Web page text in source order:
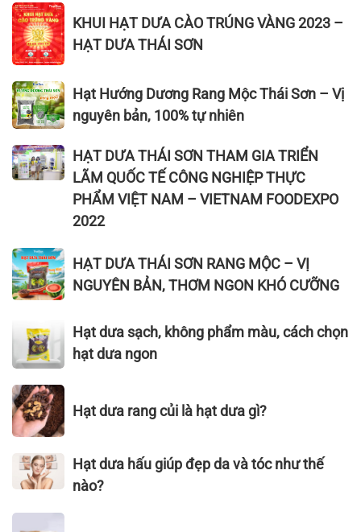
vàng,
bì
đỏ,
bì
nâu
ở
đâu?
giá
rẻ
ở
đâu?
1kg
hạt
dưa
giá
bao
nhiêu?
KHUI
HẠT
DƯA
CÀO
TRÚNG
VÀNG
2023
–
HẠT
DƯA
KHUI HẠT DƯA CÀO TRÚNG VÀNG 2023 –
HẠT DƯA THÁI SƠN
Hạt
Hướng
Dương
Rang
Mộc
nguyên
bản,
100%
nhiên
Hạt Hướng Dương Rang Mộc Thái Sơn – Vị
nguyên bản, 100% tự nhiên
HẠT
DƯA
GIA
TRIỂN
LÃM
TẾ
CÔNG
NGHIỆP
THỰC
PHẨM
VIỆT
–
VIETNAM
HẠT DƯA THÁI SƠN THAM GIA TRIỂN
LÃM QUỐC TẾ CÔNG NGHIỆP THỰC
PHẨM VIỆT NAM – VIETNAM FOODEXPO
2022
HẠT
DƯA
THÁI
RANG
MỘC
–
VỊ
NGUYÊN
BẢN,
NGON
KHÓ
HẠT DƯA THÁI SƠN RANG MỘC – VỊ
NGUYÊN BẢN, THƠM NGON KHÓ CƯỠNG
Hạt
dưa
sạch,
không
phẩm
màu,
cách
chọn
hạt
ngon
Hạt dưa sạch, không phẩm màu, cách chọn
hạt dưa ngon
Hạt
dưa
rang
củi
là
hạt
dưa
gì?
Hạt dưa rang củi là hạt dưa gì?
Hạt
dưa
giúp
Hạt dưa hấu giúp đẹp da và tóc như thế
nào?